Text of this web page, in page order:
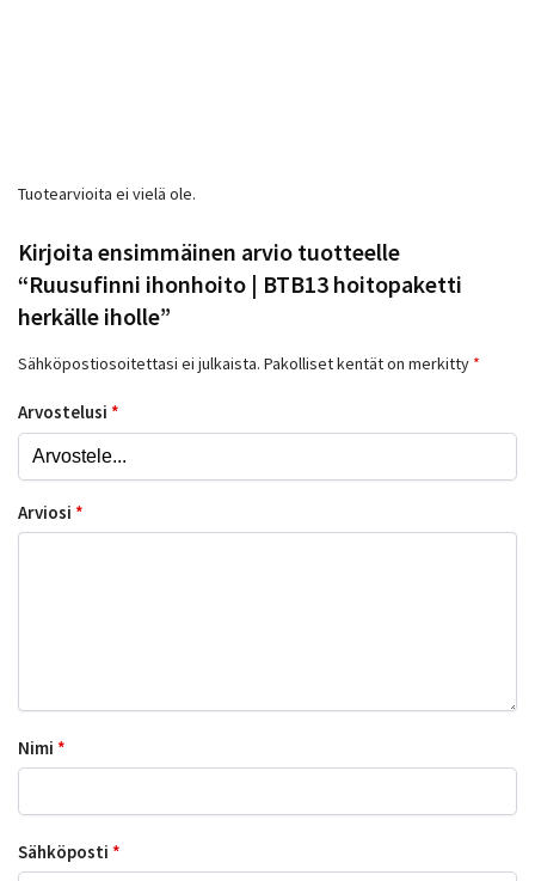
Tuotearvioita ei vielä ole.
Kirjoita ensimmäinen arvio tuotteelle
“Ruusufinni ihonhoito | BTB13 hoitopaketti
herkälle iholle”
Sähköpostiosoitettasi ei julkaista. Pakolliset kentät on merkitty *
Arvostelusi *
Arviosi *
Nimi *
Sähköposti *